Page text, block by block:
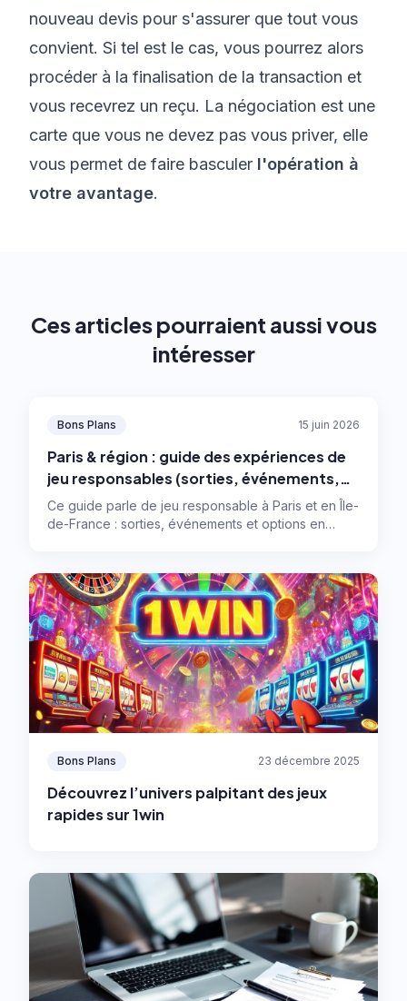
nouveau devis pour s'assurer que tout vous
convient. Si tel est le cas, vous pourrez alors
procéder à la finalisation de la transaction et
vous recevrez un reçu. La négociation est une
carte que vous ne devez pas vous priver, elle
vous permet de faire basculer l'opération à
votre avantage.
Ces articles pourraient aussi vous
intéresser
Bons Plans 15 juin 2026
Paris & région : guide des expériences de
jeu responsables (sorties, événements,
numérique)
Ce guide parle de jeu responsable à Paris et en Île-
de-France : sorties, événements et options en
Bons Plans 23 décembre 2025
Découvrez l’univers palpitant des jeux
rapides sur 1win